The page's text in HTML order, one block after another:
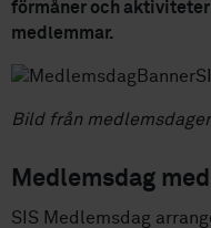
förmåner och
medlemmar.
Bild från
Medlemsdag
SIS Medlemsdag